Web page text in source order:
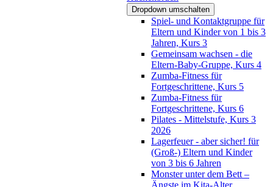
Dropdown umschalten
Spiel- und Kontaktgruppe für
Eltern und Kinder von 1 bis 3
Jahren, Kurs 3
Gemeinsam wachsen - die
Eltern-Baby-Gruppe, Kurs 4
Zumba-Fitness für
Fortgeschrittene, Kurs 5
Zumba-Fitness für
Fortgeschrittene, Kurs 6
Pilates - Mittelstufe, Kurs 3
2026
Lagerfeuer - aber sicher! für
(Groß-) Eltern und Kinder
von 3 bis 6 Jahren
Monster unter dem Bett –
Ängste im Kita-Alter